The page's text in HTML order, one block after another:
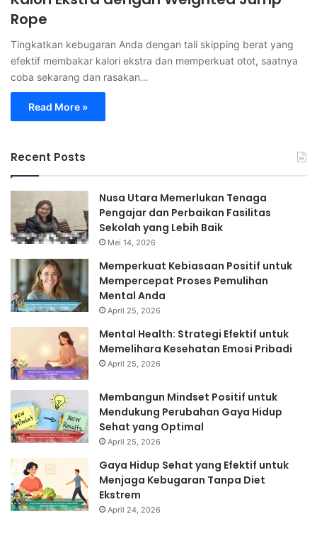
Rope
Tingkatkan kebugaran Anda dengan tali skipping berat yang
efektif membakar kalori ekstra dan memperkuat otot, saatnya
coba sekarang dan rasakan…
Read More »
Recent Posts
Nusa Utara Memerlukan Tenaga
Pengajar dan Perbaikan Fasilitas
Sekolah yang Lebih Baik
Mei 14, 2026
Memperkuat Kebiasaan Positif untuk
Mempercepat Proses Pemulihan
Mental Anda
April 25, 2026
Mental Health: Strategi Efektif untuk
Memelihara Kesehatan Emosi Pribadi
April 25, 2026
Membangun Mindset Positif untuk
Mendukung Perubahan Gaya Hidup
Sehat yang Optimal
April 25, 2026
Gaya Hidup Sehat yang Efektif untuk
Menjaga Kebugaran Tanpa Diet
Ekstrem
April 24, 2026